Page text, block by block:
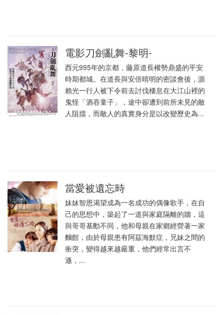
電影刀劍亂舞-黎明-
西元995年的京都，藤原道長權勢鼎盛的平安
時期都城。在道長與安倍晴明的密談會後，源
賴光一行人被下令前去討伐棲息在大江山裡的
鬼怪「酒吞童子」，途中卻遭到前所未見的敵
人阻擋，而敵人的真實身分是以改變歷史為...
當愛被遺忘時
妹妹智恩渴望成為一名成功的偶像歌手，在自
己的思想中，築起了一道與家庭隔離的牆，這
與哥哥基勳不同，他和母親在家鄉經營著一家
麵館，由於母親患有阿茲海默症，兄妹之間的
衝突，變得越來越嚴重，他們經常出言不
遜，...